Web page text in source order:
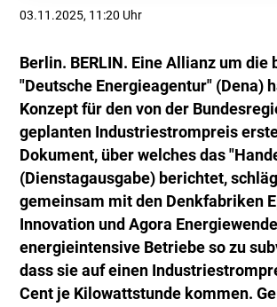
03.11.2025, 11:20 Uhr
Berlin. BERLIN. Eine Allianz um die
"Deutsche Energieagentur" (Dena)
Konzept für den von der
geplanten Industriestrompreis
Dokument, über welches das
(Dienstagausgabe) berichtet,
gemeinsam mit den Denkfabriken
Innovation und Agora
energieintensive Betriebe so zu
dass sie auf einen
Cent je Kilowattstunde kommen.